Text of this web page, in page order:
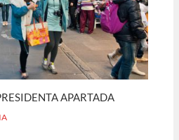
APARTADA